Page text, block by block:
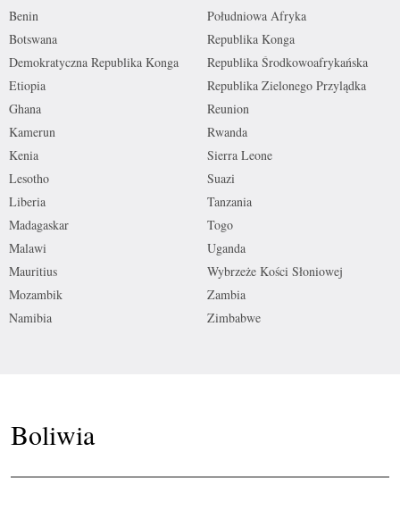
Benin
Botswana
Demokratyczna Republika Konga
Etiopia
Ghana
Kamerun
Kenia
Lesotho
Liberia
Madagaskar
Malawi
Mauritius
Mozambik
Namibia
Południowa Afryka
Republika Konga
Republika Środkowoafrykańska
Republika Zielonego Przylądka
Reunion
Rwanda
Sierra Leone
Suazi
Tanzania
Togo
Uganda
Wybrzeże Kości Słoniowej
Zambia
Zimbabwe
Boliwia